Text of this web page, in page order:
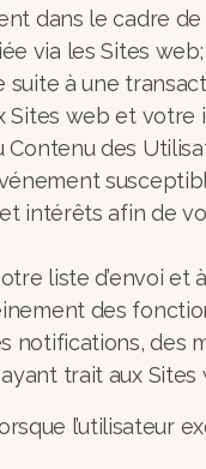
dans le cadre
via les Sites web;
à une
web et votre
des
intérêts afin de
liste d’envoi
des
des
trait aux Sites
l’utilisateur